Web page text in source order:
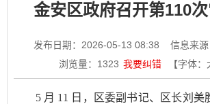
金安区政府召开第110
发布日期：2026-05-13 08:38
信息来
浏览量： 1323 我要纠错 【字体：
5 月 11 日，区委副书记、区长刘美